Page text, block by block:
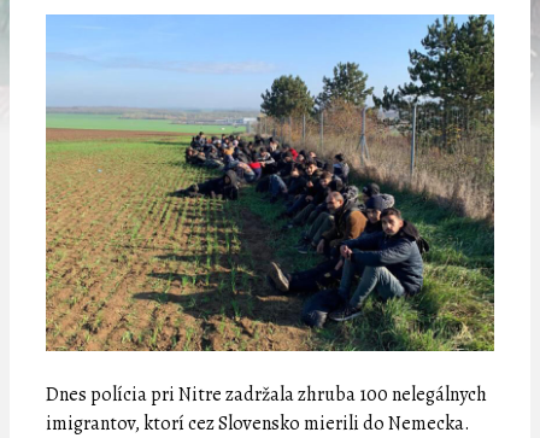
Dnes polícia pri Nitre zadržala zhruba 100 nelegálnych
imigrantov, ktorí cez Slovensko mierili do Nemecka.